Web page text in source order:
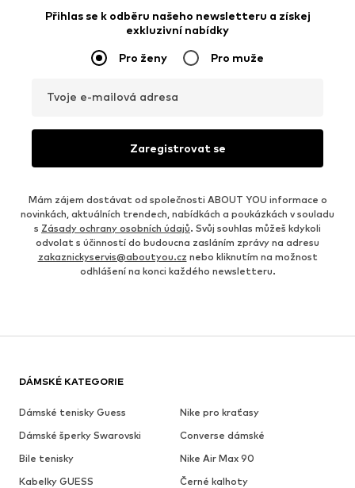
Přihlas se k odběru našeho newsletteru a získej
exkluzivní nabídky
Pro ženy Pro muže
Tvoje e-mailová adresa
Zaregistrovat se
Mám zájem dostávat od společnosti ABOUT YOU informace o
novinkách, aktuálních trendech, nabídkách a poukázkách v souladu
s Zásady ochrany osobních údajů. Svůj souhlas můžeš kdykoli
odvolat s účinností do budoucna zasláním zprávy na adresu
zakaznickyservis@aboutyou.cz nebo kliknutím na možnost
odhlášení na konci každého newsletteru.
DÁMSKÉ KATEGORIE
Dámské tenisky Guess
Nike pro kraťasy
Dámské šperky Swarovski
Converse dámské
Bile tenisky
Nike Air Max 90
Kabelky GUESS
Černé kalhoty